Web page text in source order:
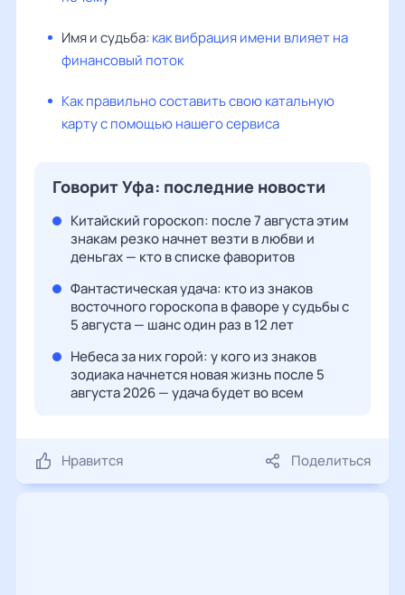
Имя и судьба: как вибрация имени влияет на
финансовый поток
Как правильно составить свою катальную
карту с помощью нашего сервиса
Говорит Уфа: последние новости
Китайский гороскоп: после 7 августа этим
знакам резко начнет везти в любви и
деньгах — кто в списке фаворитов
Фантастическая удача: кто из знаков
восточного гороскопа в фаворе у судьбы с
5 августа — шанс один раз в 12 лет
Небеса за них горой: у кого из знаков
зодиака начнется новая жизнь после 5
августа 2026 — удача будет во всем
Нравится Поделиться